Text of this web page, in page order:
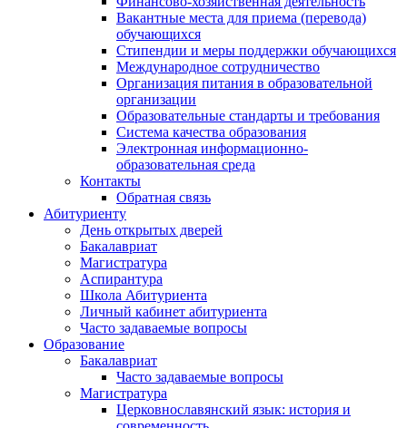
Вакантные места для приема (перевода)
обучающихся
Стипендии и меры поддержки обучающихся
Международное сотрудничество
Организация питания в образовательной
организации
Образовательные стандарты и требования
Система качества образования
Электронная информационно-
образовательная среда
Контакты
Обратная связь
Абитуриенту
День открытых дверей
Бакалавриат
Магистратура
Аспирантура
Школа Абитуриента
Личный кабинет абитуриента
Часто задаваемые вопросы
Образование
Бакалавриат
Часто задаваемые вопросы
Магистратура
Церковнославянский язык: история и